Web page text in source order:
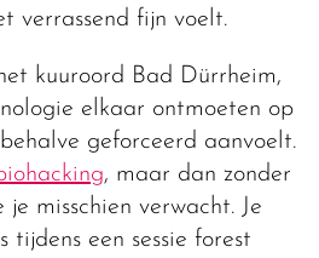
verrassend fijn voelt.
kuuroord Bad Dürrheim,
elkaar ontmoeten op
geforceerd aanvoelt.
, maar dan zonder
misschien verwacht. Je
een sessie forest